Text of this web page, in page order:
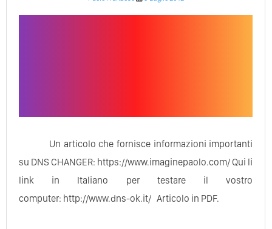
Un articolo che fornisce informazioni importanti
su DNS CHANGER: https://www.imaginepaolo.com/ Qui li
link in Italiano per testare il vostro
computer: http://www.dns-ok.it/ Articolo in PDF.